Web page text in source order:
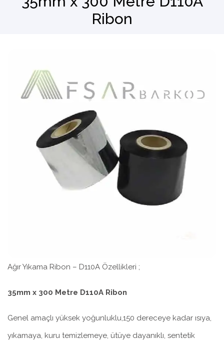
Ribon
Ağır Yıkama Ribon – D110A Özellikleri ;
35mm x 300 Metre D110A Ribon
Genel amaçlı yüksek yoğunluklu,150 dereceye kadar ısıya,
yıkamaya, kuru temizlemeye, ütüye dayanıklı, sentetik